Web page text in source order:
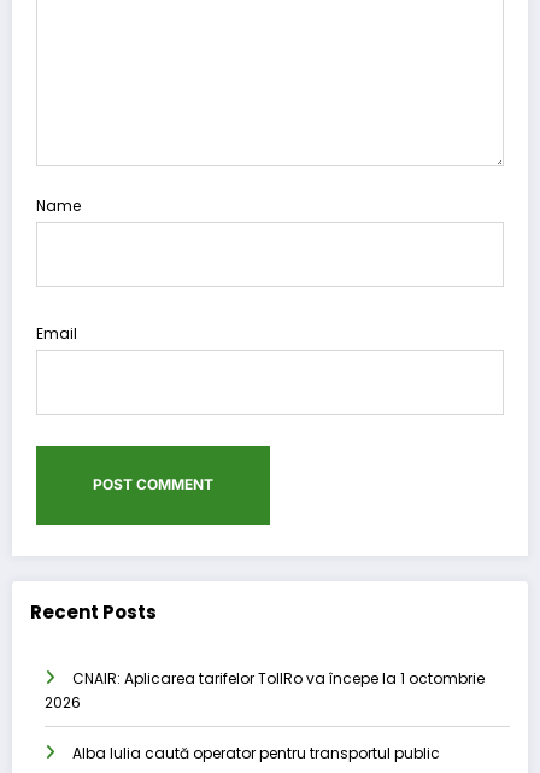
Name
Email
Recent Posts
CNAIR: Aplicarea tarifelor TollRo va începe la 1 octombrie
2026
Alba Iulia caută operator pentru transportul public